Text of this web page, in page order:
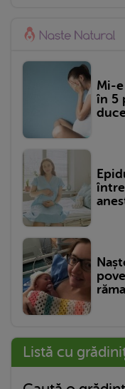
Mi-
în 5
Listă cu